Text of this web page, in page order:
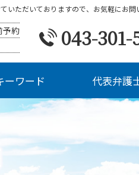
いただいておりますので、お気軽にお問
予約
043-301-
ーワード 代表弁護